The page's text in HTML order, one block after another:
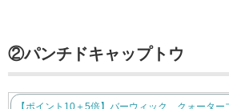
②パンチドキャップトウ
【ポイント10＋5倍】バーウィック クォーター